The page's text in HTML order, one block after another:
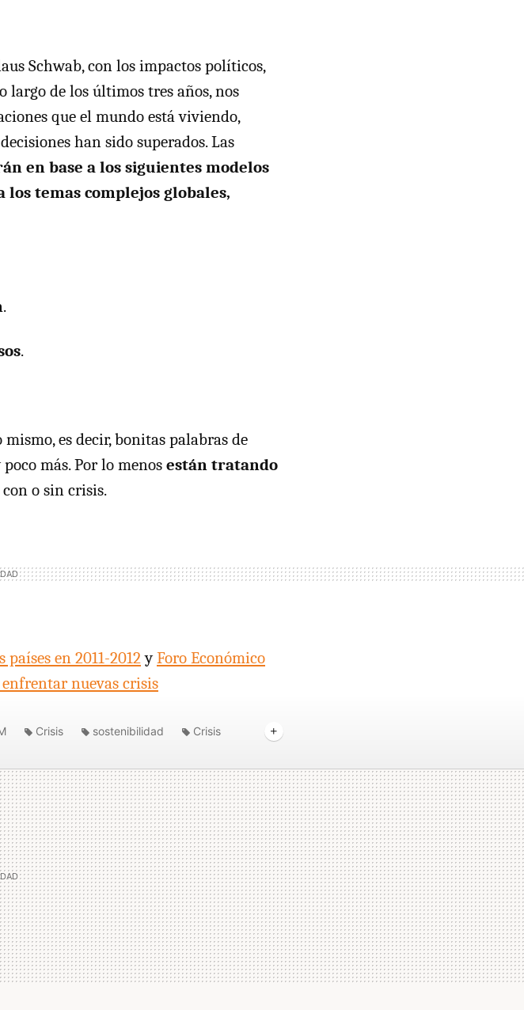
Schwab, con los impactos políticos,
largo de los últimos tres años, nos
que el mundo está viviendo,
han sido superados. Las
en base a los siguientes modelos
temas complejos globales,
.
.
es decir, bonitas palabras de
más. Por lo menos están tratando
con o sin crisis.
en 2011-2012yForo Económico
nuevas crisis
Crisis sostenibilidad
Crisis